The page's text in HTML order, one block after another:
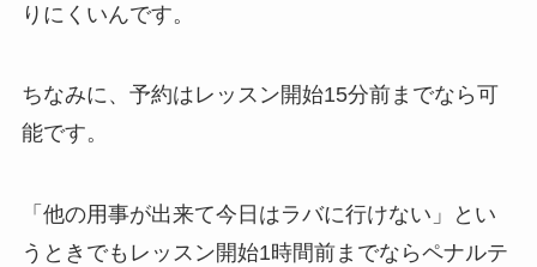
りにくいんです。
ちなみに、予約はレッスン開始15分前までなら可
能です。
「他の用事が出来て今日はラバに行けない」
とい
うときでもレッスン開始1時間前までならペナルテ